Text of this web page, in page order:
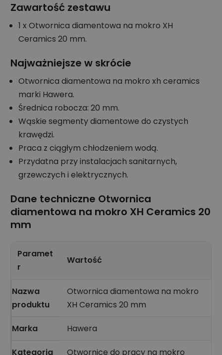
Zawartość zestawu
1 x Otwornica diamentowa na mokro XH
Ceramics 20 mm.
Najważniejsze w skrócie
Otwornica diamentowa na mokro xh ceramics
marki Hawera.
Średnica robocza: 20 mm.
Wąskie segmenty diamentowe do czystych
krawędzi.
Praca z ciągłym chłodzeniem wodą.
Przydatna przy instalacjach sanitarnych,
grzewczych i elektrycznych.
Dane techniczne Otwornica
diamentowa na mokro XH Ceramics 20
mm
Paramet
r
Wartość
Nazwa
produktu
Otwornica diamentowa na mokro
XH Ceramics 20 mm
Marka Hawera
Kategoria Otwornice do pracy na mokro